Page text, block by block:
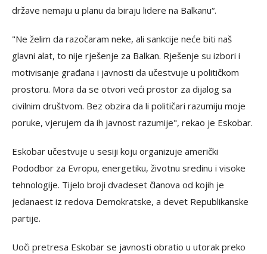
države nemaju u planu da biraju lidere na Balkanu“.
"Ne želim da razočaram neke, ali sankcije neće biti naš
glavni alat, to nije rješenje za Balkan. Rješenje su izbori i
motivisanje građana i javnosti da učestvuje u političkom
prostoru. Mora da se otvori veći prostor za dijalog sa
civilnim društvom. Bez obzira da li političari razumiju moje
poruke, vjerujem da ih javnost razumije", rekao je Eskobar.
Eskobar učestvuje u sesiji koju organizuje američki
Pododbor za Evropu, energetiku, životnu sredinu i visoke
tehnologije. Tijelo broji dvadeset članova od kojih je
jedanaest iz redova Demokratske, a devet Republikanske
partije.
Uoči pretresa Eskobar se javnosti obratio u utorak preko